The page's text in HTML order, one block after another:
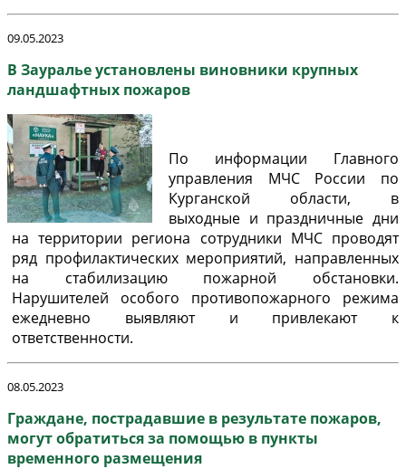
09.05.2023
В Зауралье установлены виновники крупных
ландшафтных пожаров
По информации Главного
управления МЧС России по
Курганской области, в
выходные и праздничные дни
на территории региона сотрудники МЧС проводят
ряд профилактических мероприятий, направленных
на стабилизацию пожарной обстановки.
Нарушителей особого противопожарного режима
ежедневно выявляют и привлекают к
ответственности.
08.05.2023
Граждане, пострадавшие в результате пожаров,
могут обратиться за помощью в пункты
временного размещения